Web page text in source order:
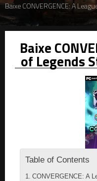
Baixe CONVERGENCE: A
Baixe
of Legends
Table of Contents
CONVERGENCE: A